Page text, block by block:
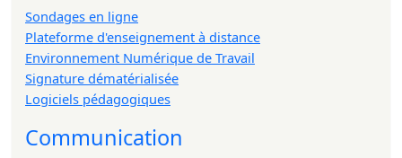
Sondages en ligne
Plateforme d'enseignement à distance
Environnement Numérique de Travail
Signature dématérialisée
Logiciels pédagogiques
Communication